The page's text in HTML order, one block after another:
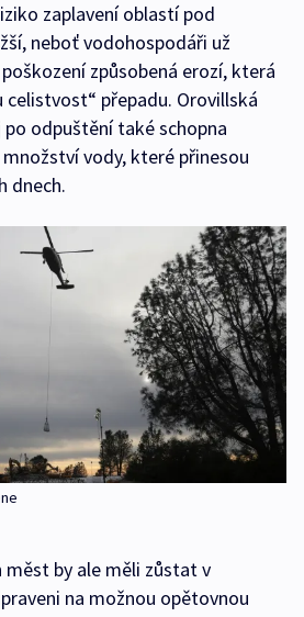
zaplavení oblastí pod
neboť vodohospodáři už
způsobená erozí, která
celistvost“ přepadu. Orovillská
odpuštění také schopna
vody, které přinesou
dnech.
měst by ale měli zůstat v
na možnou opětovnou